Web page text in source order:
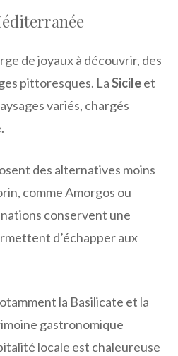
de joyaux à découvrir, des
pittoresques. LaSicileet
variés, chargés
des alternatives moins
comme Amorgos ou
conservent une
d’échapper aux
la Basilicate et la
gastronomique
locale est chaleureuse